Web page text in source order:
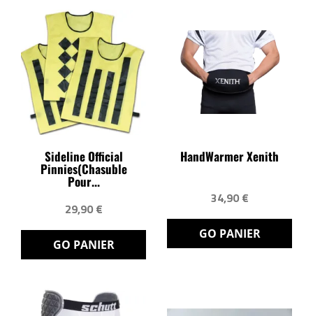
Sideline Official
Pinnies(chasuble
Pour...
29,90 €
GO PANIER
HandWarmer Xenith
34,90 €
GO PANIER